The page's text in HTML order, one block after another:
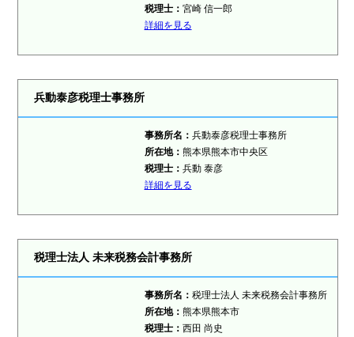
税理士： 宮崎 信一郎
詳細を見る
兵動泰彦税理士事務所
事務所名： 兵動泰彦税理士事務所
所在地： 熊本県熊本市中央区
税理士： 兵動 泰彦
詳細を見る
税理士法人 未来税務会計事務所
事務所名： 税理士法人 未来税務会計事務所
所在地： 熊本県熊本市
税理士： 西田 尚史